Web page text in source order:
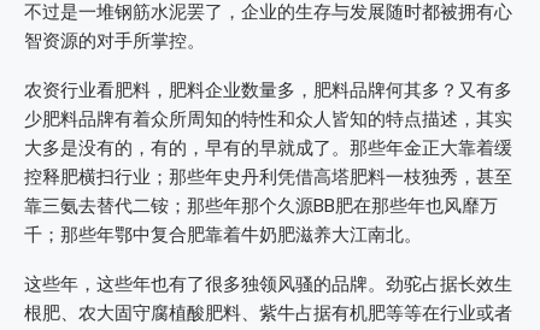
不过是一堆钢筋水泥罢了，企业的生存与发展随时都被拥有心
智资源的对手所掌控。
农资行业看肥料，肥料企业数量多，肥料品牌何其多？又有多
少肥料品牌有着众所周知的特性和众人皆知的特点描述，其实
大多是没有的，有的，早有的早就成了。那些年金正大靠着缓
控释肥横扫行业；那些年史丹利凭借高塔肥料一枝独秀，甚至
靠三氨去替代二铵；那些年那个久源BB肥在那些年也风靡万
千；那些年鄂中复合肥靠着牛奶肥滋养大江南北。
这些年，这些年也有了很多独领风骚的品牌。劲驼占据长效生
根肥、农大固守腐植酸肥料、紫牛占据有机肥等等在行业或者